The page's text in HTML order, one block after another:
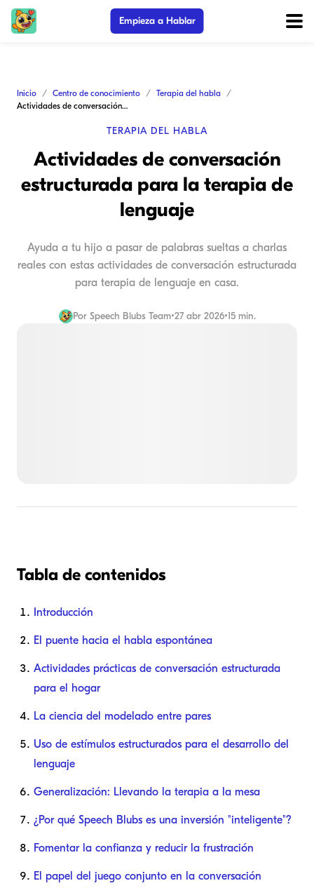
Empieza a Hablar
Inicio Centro de conocimiento
Terapia del habla
Actividades de conversación estructurada para la terapia de lenguaje
TERAPIA DEL HABLA
Actividades de conversación
estructurada para la terapia de
lenguaje
Ayuda a tu hijo a pasar de palabras sueltas a charlas
reales con estas actividades de conversación estructurada
para terapia de lenguaje en casa.
Por Speech Blubs Team•27 abr 2026•15 min.
Tabla de contenidos
Introducción
El puente hacia el habla espontánea
Actividades prácticas de conversación estructurada
para el hogar
La ciencia del modelado entre pares
Uso de estímulos estructurados para el desarrollo del
lenguaje
Generalización: Llevando la terapia a la mesa
¿Por qué Speech Blubs es una inversión "inteligente"?
Fomentar la confianza y reducir la frustración
El papel del juego conjunto en la conversación